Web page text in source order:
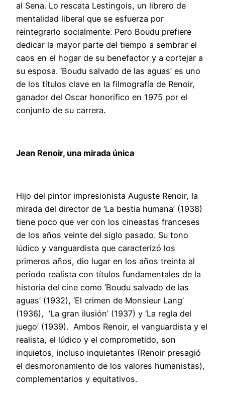
al Sena. Lo rescata Lestingois, un librero de
mentalidad liberal que se esfuerza por
reintegrarlo socialmente. Pero Boudu prefiere
dedicar la mayor parte del tiempo a sembrar el
caos en el hogar de su benefactor y a cortejar a
su esposa. ‘Boudu salvado de las aguas’ es uno
de los títulos clave en la filmografía de Renoir,
ganador del Oscar honorífico en 1975 por el
conjunto de su carrera.
Jean Renoir, una mirada única
Hijo del pintor impresionista Auguste Renoir, la
mirada del director de ‘La bestia humana’ (1938)
tiene poco que ver con los cineastas franceses
de los años veinte del siglo pasado. Su tono
lúdico y vanguardista que caracterizó los
primeros años, dio lugar en los años treinta al
periodo realista con títulos fundamentales de la
historia del cine como ‘Boudu salvado de las
aguas’ (1932), ‘El crimen de Monsieur Lang’
(1936), ‘La gran ilusión’ (1937) y ‘La regla del
juego’ (1939). Ambos Renoir, el vanguardista y el
realista, el lúdico y el comprometido, son
inquietos, incluso inquietantes (Renoir presagió
el desmoronamiento de los valores humanistas),
complementarios y equitativos.